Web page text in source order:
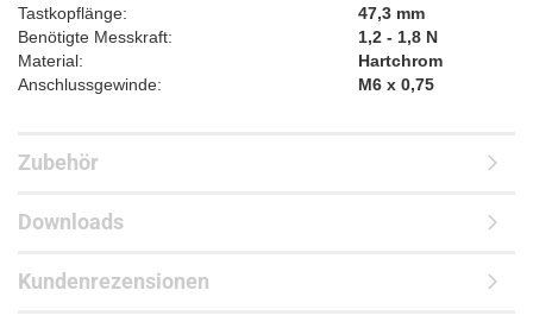
Tastkopflänge:
47,3 mm
Benötigte Messkraft:
1,2 - 1,8 N
Material:
Hartchrom
Anschlussgewinde:
M6 x 0,75
Zubehör
Downloads
Kundenrezensionen